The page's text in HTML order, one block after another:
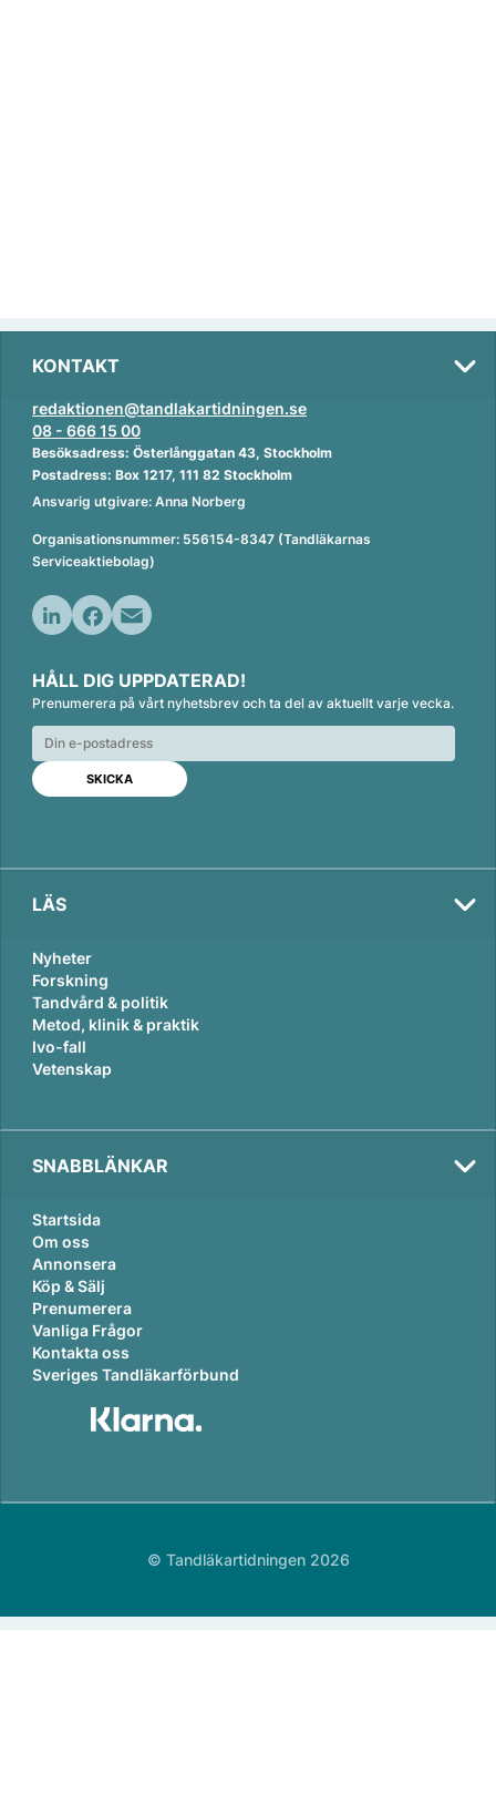
KONTAKT
redaktionen@tandlakartidningen.se
08 - 666 15 00
Besöksadress: Österlånggatan 43, Stockholm
Postadress: Box 1217, 111 82 Stockholm
Ansvarig utgivare: Anna Norberg
Organisationsnummer: 556154-8347 (Tandläkarnas
Serviceaktiebolag)
n
k
e
d
n
c
e
b
o
o
k
a
i
l
HÅLL DIG UPPDATERAD!
Prenumerera på vårt nyhetsbrev och ta del av aktuellt varje vecka.
LÄS
Nyheter
Forskning
Tandvård & politik
Metod, klinik & praktik
Ivo-fall
Vetenskap
SNABBLÄNKAR
Startsida
Om oss
Annonsera
Köp & Sälj
Prenumerera
Vanliga Frågor
Kontakta oss
Sveriges Tandläkarförbund
© Tandläkartidningen 2026